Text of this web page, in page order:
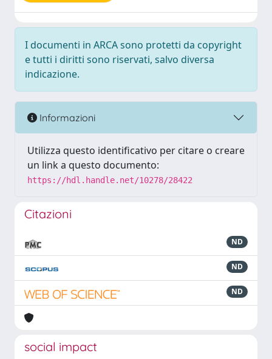
I documenti in ARCA sono protetti da copyright
e tutti i diritti sono riservati, salvo diversa
indicazione.
Informazioni
Utilizza questo identificativo per citare o creare
un link a questo documento:
https://hdl.handle.net/10278/28422
Citazioni
ND
ND
ND
social impact